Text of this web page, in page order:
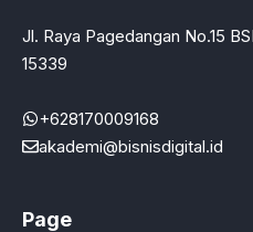
Jl. Raya Pagedangan No.15
15339
+628170009168
akademi@bisnisdigital.id
Page